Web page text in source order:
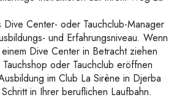
Center- oder Tauchclub-Manager
und Erfahrungsniveau. Wenn
Dive Center in Betracht ziehen
oder Tauchclub eröffnen
im Club La Sirène in Djerba
in Ihrer beruflichen Laufbahn.